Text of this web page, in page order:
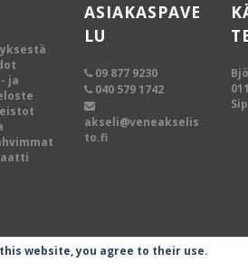
ja
ASIAKASPAVE
LU
09 877 9230
040 579 1742
akseli@veneakselis
to.fi
website, you agree to their use.